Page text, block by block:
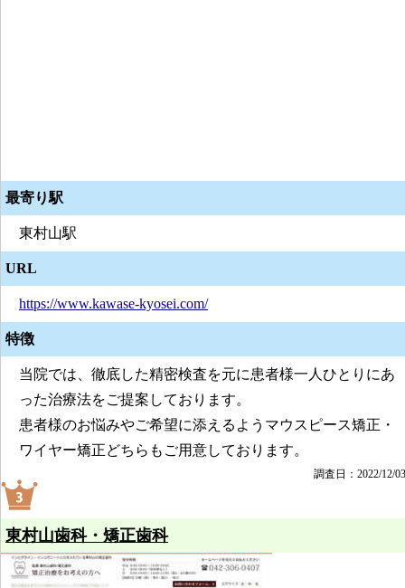
最寄り駅
東村山駅
URL
https://www.kawase-kyosei.com/
特徴
当院では、徹底した精密検査を元に患者様一人ひとりにあ
った治療法をご提案しております。
患者様のお悩みやご希望に添えるようマウスピース矯正・
ワイヤー矯正どちらもご用意しております。
調査日：2022/12/03
東村山歯科・矯正歯科